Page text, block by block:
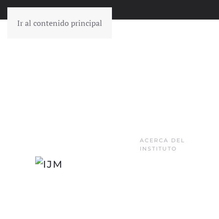
Ir al contenido principal
ACERCA DEL
INSTITUTO